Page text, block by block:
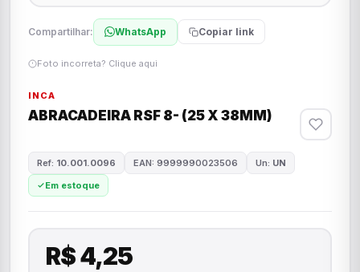
Compartilhar: WhatsApp Copiar link
Foto incorreta? Clique aqui
INCA
ABRACADEIRA RSF 8- (25 X 38MM)
Ref: 10.001.0096 EAN: 9999990023506 Un: UN
Em estoque
R$ 4,25